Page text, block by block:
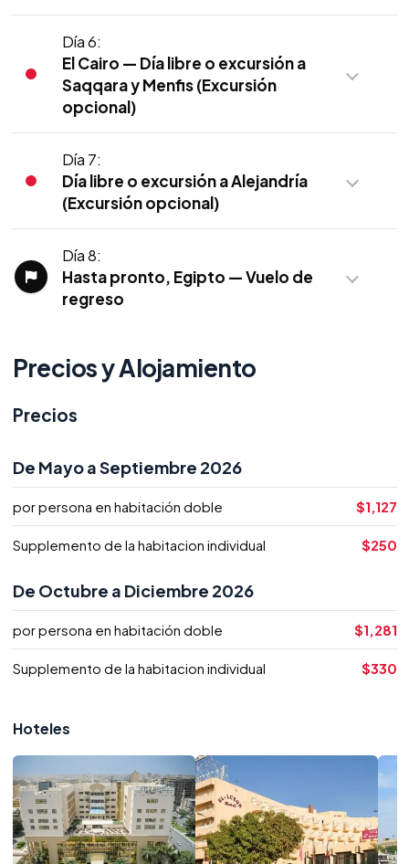
Día 6:
El Cairo — Día libre o excursión a
Saqqara y Menfis (Excursión
opcional)
Día 7:
Día libre o excursión a Alejandría
(Excursión opcional)
Día 8:
Hasta pronto, Egipto — Vuelo de
regreso
Precios y Alojamiento
Precios
De Mayo a Septiembre 2026
por persona en habitación doble $1,127
Supplemento de la habitacion individual $250
De Octubre a Diciembre 2026
por persona en habitación doble $1,281
Supplemento de la habitacion individual $330
Hoteles